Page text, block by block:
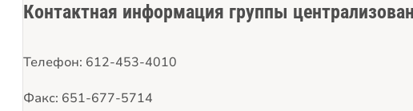
Контактная информация группы
Телефон: 612-453-4010
Факс: 651-677-5714